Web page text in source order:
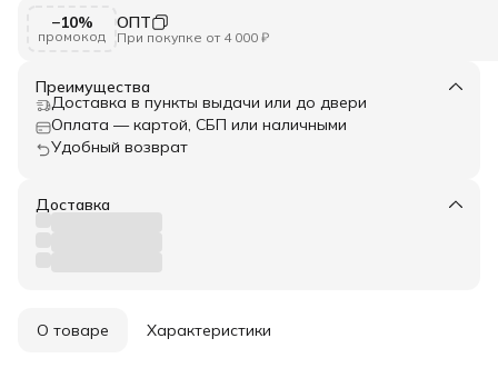
−10%
промокод
ОПТ
При покупке от 4 000 ₽
Преимущества
Доставка в пункты выдачи или до двери
Оплата — картой, СБП или наличными
Удобный возврат
Доставка
О товаре Характеристики